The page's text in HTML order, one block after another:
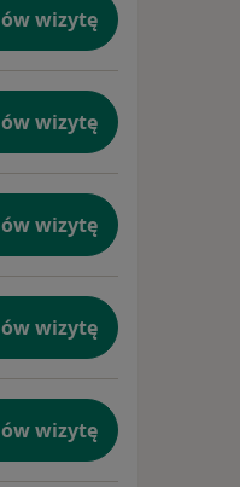
o
wizytę
wizytę
wizytę
wizytę
wizytę